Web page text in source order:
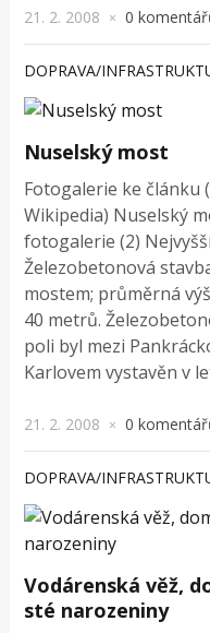
21. 2. 2008 × 0
DOPRAVA/
Nuselský most
Fotogalerie ke článku
Wikipedia) Nuselský
fotogalerie (2)
Železobetonová
mostem; průměrná
40 metrů.
poli byl mezi
Karlovem vystavěn v
21. 2. 2008 × 0
DOPRAVA/
Vodárenská věž,
sté narozeniny